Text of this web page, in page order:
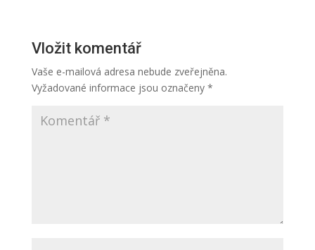
Vložit komentář
Vaše e-mailová adresa nebude zveřejněna.
Vyžadované informace jsou označeny *